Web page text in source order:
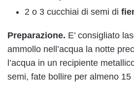
2 o 3 cucchiai di semi di
Preparazione. E’ consigliato
ammollo nell’acqua la notte
l’acqua in un recipiente
semi, fate bollire per almeno 15